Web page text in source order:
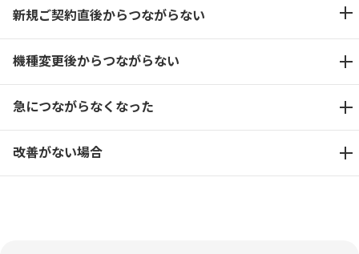
新規ご契約直後からつながらない
機種変更後からつながらない
急につながらなくなった
改善がない場合